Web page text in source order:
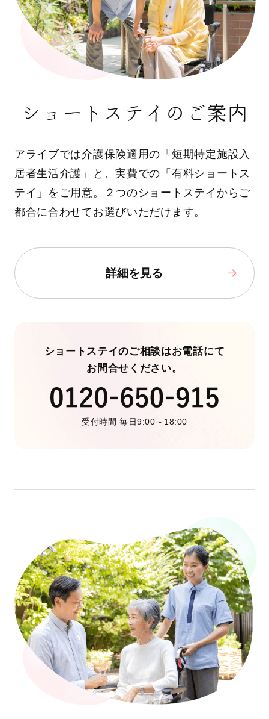
ショートステイのご案内
アライブでは介護保険適用の「短期特定施設入
居者生活介護」と、実費での「有料ショートス
テイ」をご用意。２つのショートステイからご
都合に合わせてお選びいただけます。
詳細を見る
ショートステイのご相談はお電話にて
お問合せください。
受付時間 毎日9:00～18:00